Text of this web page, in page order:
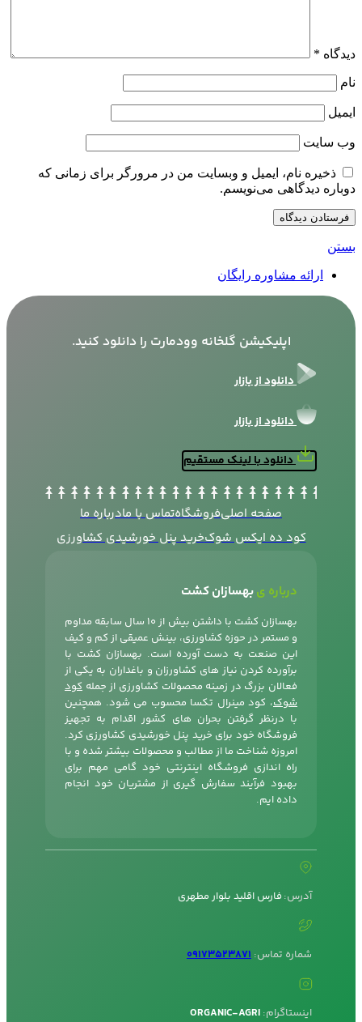
دیدگاه *
نام
ایمیل
وب‌ سایت
ذخیره نام، ایمیل و وبسایت من در مرورگر برای زمانی که
دوباره دیدگاهی می‌نویسم.
بستن
ارائه مشاوره رایگان
اپلیکیشن گلخانه وودمارت را دانلود کنید.
دانلود از بازار
دانلود از بازار
دانلود با لینک مستقیم
صفحه اصلیفروشگاهتماس با مادرباره ما
کود ده ایکس شوکخرید پنل خورشیدی کشاورزی
درباره یبهسازان کشت
بهسازان کشت با داشتن بیش از 10 سال سابقه مداوم
و مستمر در حوزه کشاورزی، بینش عمیقی از کم و کیف
این صنعت به دست آورده است. بهسازان کشت با
برآورده کردن نیاز های کشاورزان و باغداران به یکی از
فعالان بزرگ در زمینه محصولات کشاورزی از جمله کود
شوک، کود مینرال تکسا محسوب می شود. همچنین
با درنظر گرفتن بحران های کشور اقدام به تجهیز
فروشگاه خود برای خرید پنل خورشیدی کشاورزی کرد.
امروزه شناخت ما از مطالب و محصولات بیشتر شده و با
راه اندازی فروشگاه اینترنتی خود گامی مهم برای
بهبود فرآیند سفارش گیری از مشتریان خود انجام
داده ایم.
آدرس: فارس اقلید بلوار مطهری
شماره تماس: 09173523871
اینستاگرام: ORGANIC-AGRI